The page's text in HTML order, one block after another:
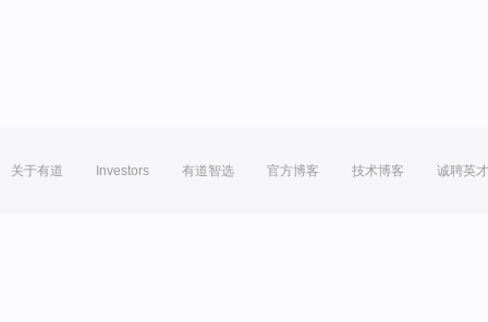
关于有道 Investors 有道智选 官方博客 技术博客 诚聘英才